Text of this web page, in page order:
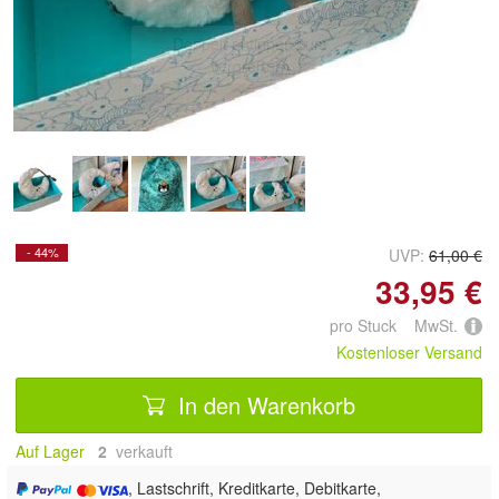
Doppelt antippen zum
vergrößern
- 44% UVP: 61,00 €
33,95 €
pro Stuck MwSt.
Kostenloser Versand
In den Warenkorb
Auf Lager 2 verkauft
, Lastschrift, Kreditkarte, Debitkarte,